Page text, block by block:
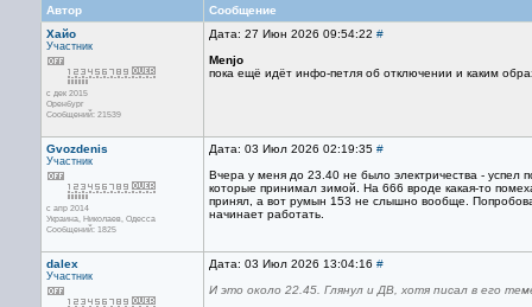
Автор
Сообщение
Хайо
Участник
с дек 2015
Оренбург
Сообщений: 21539
Дата: 27 Июн 2026 09:54:22 #
Menjo
пока ещё идёт инфо-петля об отключении и каким
Gvozdenis
Участник
с апр 2014
Украина, Николаев, Одесса
Сообщений: 1825
Дата: 03 Июл 2026 02:19:35 #
Вчера у меня до 23.40 не было электричества - успел
которые принимал зимой. На 666 вроде какая-то
принял, а вот румын 153 не слышно вообще.
начинает работать.
dalex
Участник
Дата: 03 Июл 2026 13:04:16 #
И это около 22.45. Глянул и ДВ, хотя писал в его